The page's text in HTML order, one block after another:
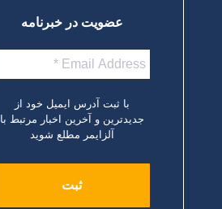
عضویت در خبرنامه
با ثبت آدرس ایمیل خود از
جدیدترین و آخرین اخبار مرتبط با
آلزایمر مطلع شوید